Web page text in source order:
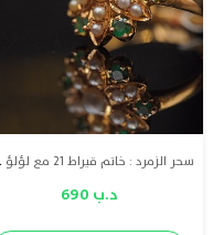
سحر
د.ب 690